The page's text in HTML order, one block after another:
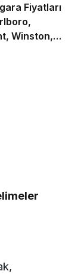
Fiyatları
Winston,